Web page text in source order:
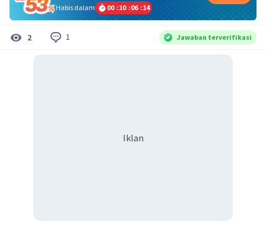
Habis dalam
00 :10 :06 :13
2 1 Jawaban terverifikasi
Iklan